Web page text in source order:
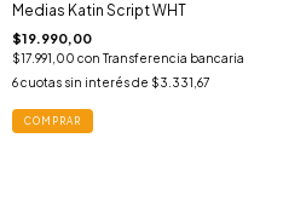
Medias Katin Script WHT
$19.990,00
$17.991,00 con Transferencia bancaria
6cuotas sin interés de $3.331,67
COMPRAR